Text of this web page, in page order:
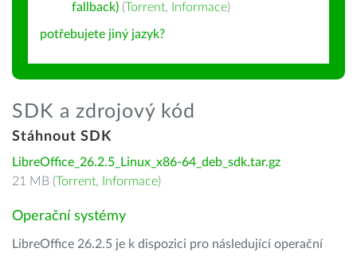
fallback) (Torrent, Informace)
potřebujete jiný jazyk?
SDK a zdrojový kód
Stáhnout SDK
LibreOffice_26.2.5_Linux_x86-64_deb_sdk.tar.gz
21 MB (Torrent, Informace)
Operační systémy
LibreOffice 26.2.5 je k dispozici pro následující operační